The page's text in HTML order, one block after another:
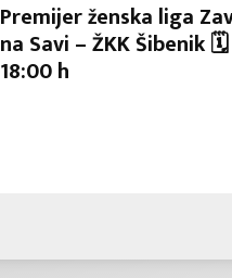
Premijer ženska liga
na Savi – ŽKK Šibenik
18:00 h